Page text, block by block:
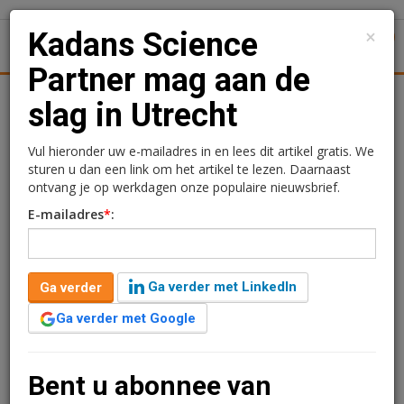
Nieuws Uitgelicht Achtergronden
Kadans Science Partner
mag aan de slag in
Utrecht
Sandra Lissenberg
10 april 2019 om 17:02
7 jaar geleden aangepast
1 minuut leestijd
In Utrecht hebben Genmab en Merus besloten om de
gunnen. Ook zullen beide bedrijven in het nieuwe
×
Kadans Science
Partner mag aan de
slag in Utrecht
Vul hieronder uw e-mailadres in en lees dit artikel gratis. We
sturen u dan een link om het artikel te lezen. Daarnaast
ontvang je op werkdagen onze populaire nieuwsbrief.
E-mailadres*:
Ga verder
Ga verder met LinkedIn
Ga verder met Google
Bent u abonnee van